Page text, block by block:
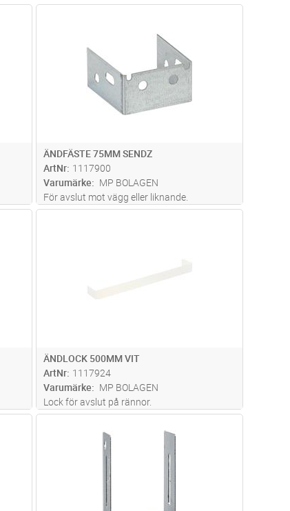
ÄNDFÄSTE 75MM SENDZ
ArtNr 1117900
Varumärke
MP BOLAGEN
För avslut mot vägg eller liknande.
ÄNDLOCK 500MM VIT
ArtNr 1117924
Varumärke
MP BOLAGEN
Lock för avslut på rännor.
ST Lägg i kundvagn